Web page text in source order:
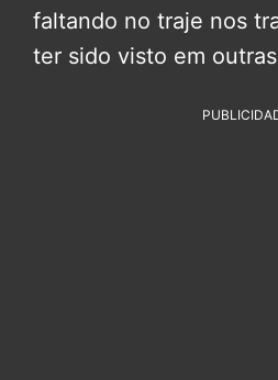
faltando no traje nos
ter sido visto em